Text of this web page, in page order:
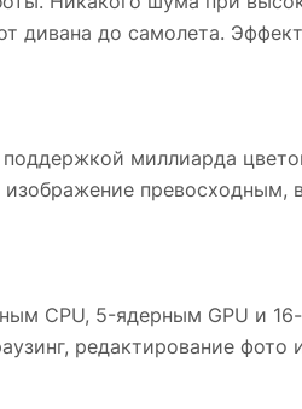
дивана до самолета.
миллиарда
превосходным,
CPU, 5-ядерным GPU и
редактирование фото